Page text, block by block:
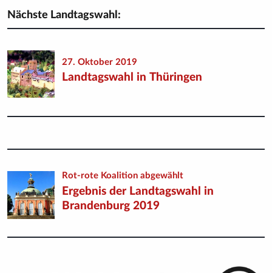
Nächste Landtagswahl:
27. Oktober 2019
Landtagswahl in Thüringen
Rot-rote Koalition abgewählt
Ergebnis der Landtagswahl in
Brandenburg 2019